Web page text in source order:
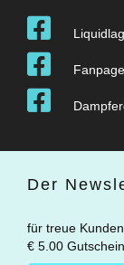
Der
für treue
€ 5.00